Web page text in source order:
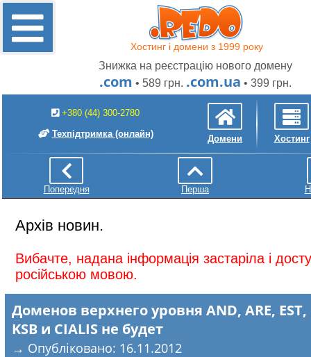
Хостинг і домени з 1999 року
Знижка на реєстрацію нового домену
.com • 589 грн. .com.ua • 399 грн.
+380 (44) 300-2780
Техпідтримка (онлайн) Домени Хостинг
Попередня Перша
Архів новин.
Вибачте, надана інформація застаріла і
російською мовою.
Доменов верхнего уровня AND, ARE, EST,
KSB и CIALIS не будет
→ Опубліковано: 16.11.2012